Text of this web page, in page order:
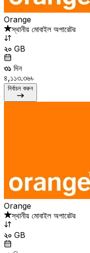
Orange
স্থানীয় মোবাইল অপারেটর
২০ GB
৩১ দিন
৪,১১৩.৩৬৳
নির্বাচন করুন
Orange
স্থানীয় মোবাইল অপারেটর
২০ GB